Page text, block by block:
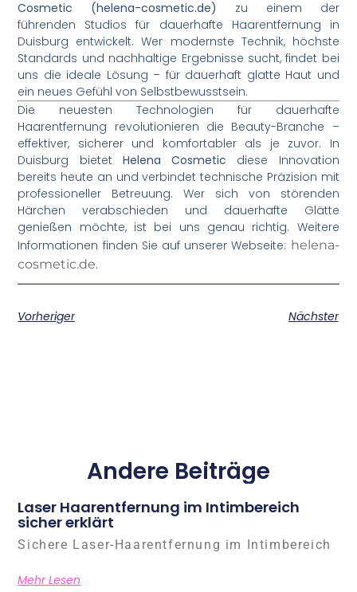
Cosmetic (helena-cosmetic.de)
zu einem der
führenden Studios für dauerhafte Haarentfernung in
Duisburg entwickelt. Wer modernste Technik, höchste
Standards und nachhaltige Ergebnisse sucht, findet bei
uns die ideale Lösung – für dauerhaft glatte Haut und
ein neues Gefühl von Selbstbewusstsein.
Die neuesten Technologien für dauerhafte
Haarentfernung revolutionieren die Beauty-Branche –
effektiver, sicherer und komfortabler als je zuvor. In
Duisburg bietet Helena Cosmetic diese Innovation
bereits heute an und verbindet technische Präzision mit
professioneller Betreuung. Wer sich von störenden
Härchen verabschieden und dauerhafte Glätte
genießen möchte, ist bei uns genau richtig. Weitere
Informationen finden Sie auf unserer Webseite: helena-
cosmetic.de.
Vorheriger Nächster
Andere Beiträge
Laser Haarentfernung im Intimbereich
sicher erklärt
Sichere Laser-Haarentfernung im Intimbereich
Mehr Lesen